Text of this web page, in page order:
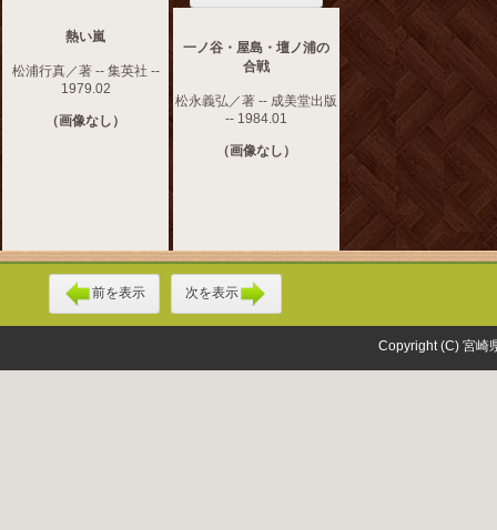
熱い嵐
松浦行真／著 -- 集英社 --
1979.02
（画像なし）
一ノ谷・屋島・壇ノ浦の
合戦
松永義弘／著 -- 成美堂出版
-- 1984.01
（画像なし）
前を表示 次を表示
Copyright (C) 宮崎